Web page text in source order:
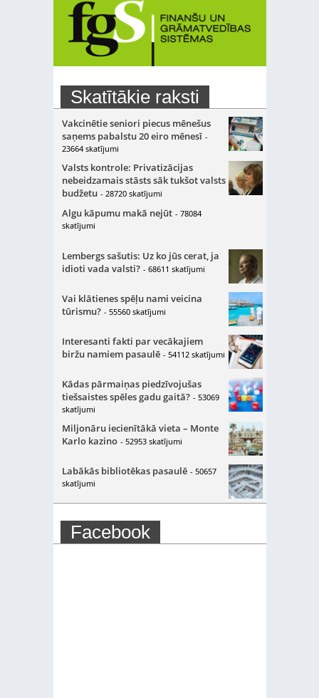
Skatītākie raksti
Vakcinētie seniori piecus mēnešus
saņems pabalstu 20 eiro mēnesī -
23664 skatījumi
Valsts kontrole: Privatizācijas
nebeidzamais stāsts sāk tukšot valsts
budžetu - 28720 skatījumi
Algu kāpumu makā nejūt - 78084
skatījumi
Lembergs sašutis: Uz ko jūs cerat, ja
idioti vada valsti? - 68611 skatījumi
Vai klātienes spēļu nami veicina
tūrismu? - 55560 skatījumi
Interesanti fakti par vecākajiem
biržu namiem pasaulē - 54112 skatījumi
Kādas pārmaiņas piedzīvojušas
tiešsaistes spēles gadu gaitā? - 53069
skatījumi
Miljonāru iecienītākā vieta – Monte
Karlo kazino - 52953 skatījumi
Labākās bibliotēkas pasaulē - 50657
skatījumi
Facebook